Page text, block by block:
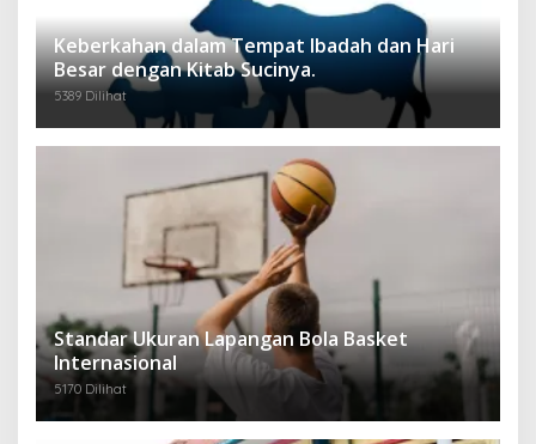
Keberkahan dalam Tempat Ibadah dan Hari
Besar dengan Kitab Sucinya.
5389 Dilihat
Standar Ukuran Lapangan Bola Basket
Internasional
5170 Dilihat